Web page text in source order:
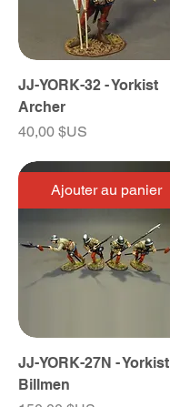
JJ-YORK-32 - Yorkist
Archer
Prix
40,00 $US
Ajouter au panier
JJ-YORK-27N - Yorkist
Billmen